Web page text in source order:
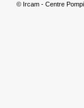
© Ircam - Centre